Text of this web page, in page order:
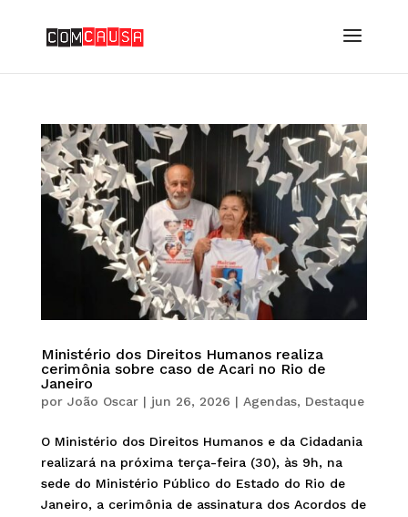
Ministério dos Direitos Humanos realiza
cerimônia sobre caso de Acari no Rio de
Janeiro
por João Oscar| jun 26, 2026 | Agendas, Destaque
O Ministério dos Direitos Humanos e da Cidadania
realizará na próxima terça-feira (30), às 9h, na
sede do Ministério Público do Estado do Rio de
Janeiro, a cerimônia de assinatura dos Acordos de